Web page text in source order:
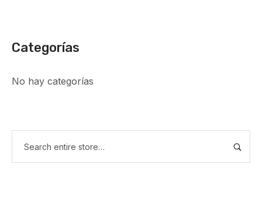
Categorías
No hay categorías